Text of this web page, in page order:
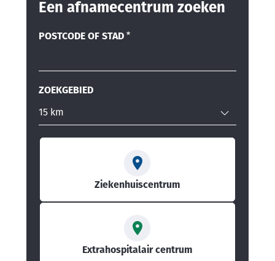
Een afnamecentrum zoeken
POSTCODE OF STAD
ZOEKGEBIED
Ziekenhuiscentrum
Extrahospitalair centrum